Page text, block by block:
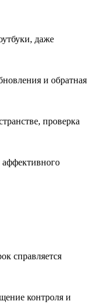
даже
и обратная
проверка
аффективного
справляется
контроля и